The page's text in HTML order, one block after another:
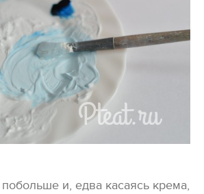
побольше и, едва касаясь крема,